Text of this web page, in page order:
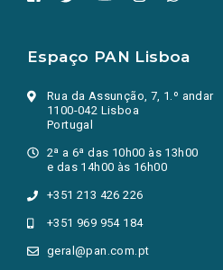
Espaço PAN Lisboa
Rua da Assunção, 7, 1.º andar
1100-042 Lisboa
Portugal
2ª a 6ª das 10h00 às 13h00
e das 14h00 às 16h00
+351 213 426 226
+351 969 954 184
geral@pan.com.pt